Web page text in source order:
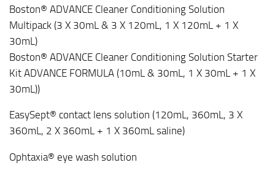
Boston® ADVANCE Cleaner Conditioning Solution
Multipack (3 X 30mL & 3 X 120mL, 1 X 120mL + 1 X
30mL)
Boston® ADVANCE Cleaner Conditioning Solution Starter
Kit ADVANCE FORMULA (10mL & 30mL, 1 X 30mL + 1 X
30mL))
EasySept® contact lens solution (120mL, 360mL, 3 X
360mL, 2 X 360mL + 1 X 360mL saline)
Ophtaxia® eye wash solution